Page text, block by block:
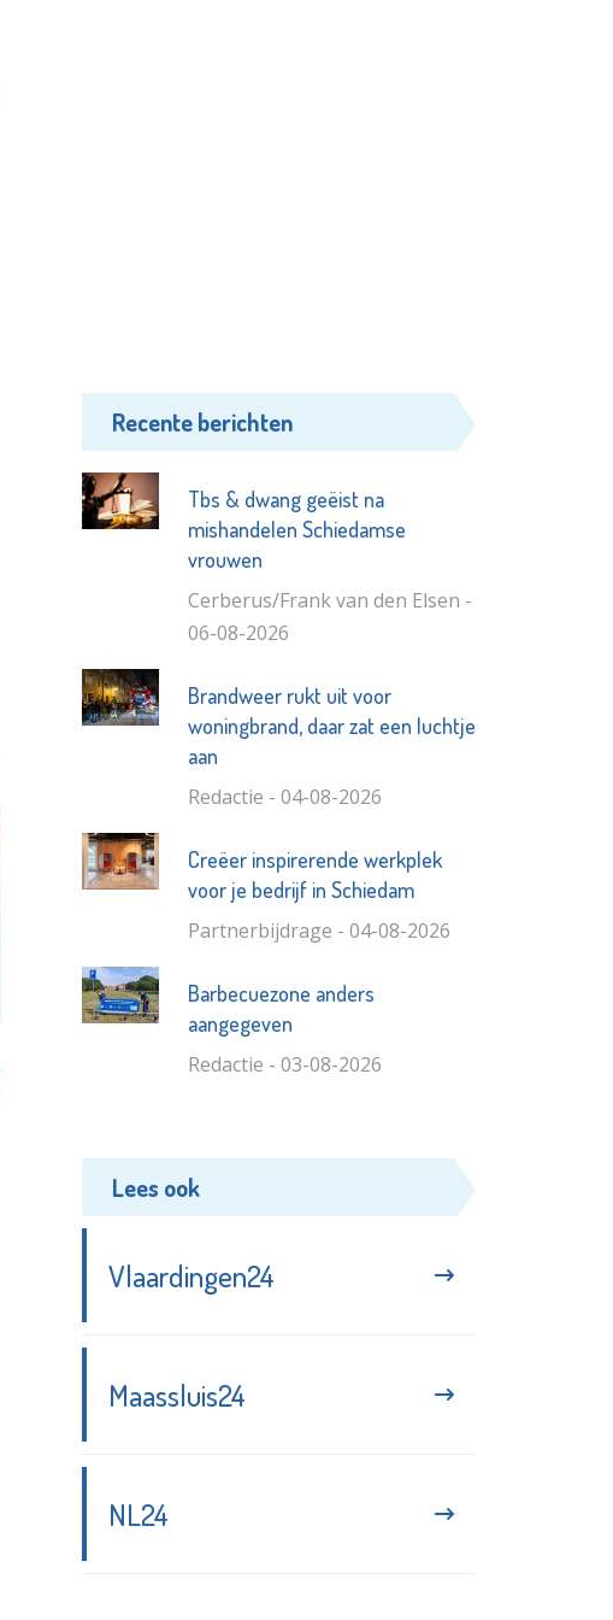
Recente berichten
Tbs & dwang geëist na
mishandelen Schiedamse
vrouwen
Cerberus/Frank van den Elsen -
06-08-2026
Brandweer rukt uit voor
woningbrand, daar zat een luchtje
aan
Redactie - 04-08-2026
Creëer inspirerende werkplek
voor je bedrijf in Schiedam
Partnerbijdrage - 04-08-2026
Barbecuezone anders
aangegeven
Redactie - 03-08-2026
Lees ook
Vlaardingen24
Maassluis24
NL24